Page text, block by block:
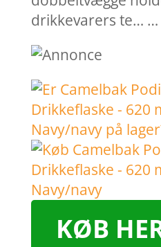
drikkevarers te… …
KØB